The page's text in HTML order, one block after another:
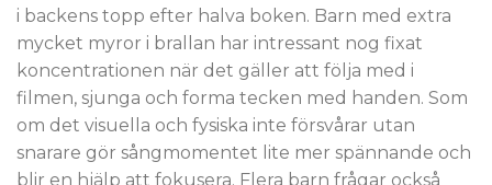
i backens topp efter halva boken. Barn med extra
mycket myror i brallan har intressant nog fixat
koncentrationen när det gäller att följa med i
filmen, sjunga och forma tecken med handen. Som
om det visuella och fysiska inte försvårar utan
snarare gör sångmomentet lite mer spännande och
blir en hjälp att fokusera. Flera barn frågar också